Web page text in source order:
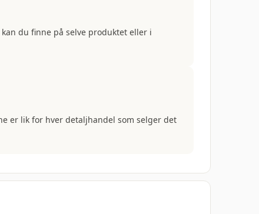
du finne på selve produktet eller i
er lik for hver detaljhandel som selger det